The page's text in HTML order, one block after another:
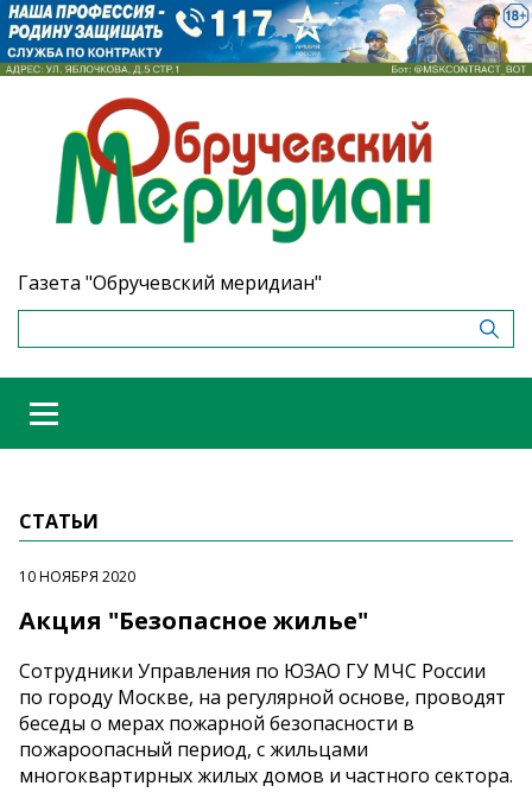
Газета "Обручевский меридиан"
СТАТЬИ
10 НОЯБРЯ 2020
Акция "Безопасное жилье"
Сотрудники Управления по ЮЗАО ГУ МЧС России
по городу Москве, на регулярной основе, проводят
беседы о мерах пожарной безопасности в
пожароопасный период, с жильцами
многоквартирных жилых домов и частного сектора.